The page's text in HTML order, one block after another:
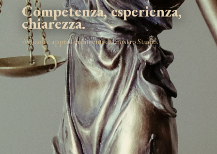
Competenza, esperienza,
chiarezza.
Articoli e approfondimenti dal nostro Studio.